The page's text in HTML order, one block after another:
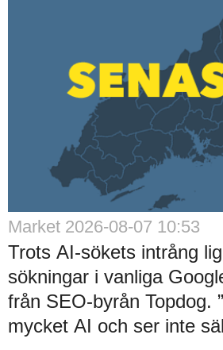
Market 2026-08-07 10:53
Trots AI-sökets intrång
sökningar i vanliga
från SEO-byrån Topdog.
mycket AI och ser inte